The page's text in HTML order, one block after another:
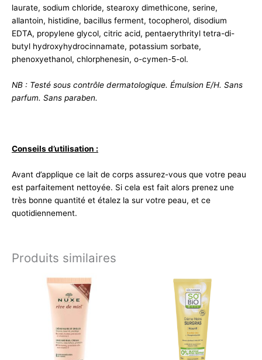
laurate, sodium chloride, stearoxy dimethicone, serine,
allantoin, histidine, bacillus ferment, tocopherol, disodium
EDTA, propylene glycol, citric acid, pentaerythrityl tetra-di-
butyl hydroxyhydrocinnamate, potassium sorbate,
phenoxyethanol, chlorphenesin, o-cymen-5-ol.
NB : Testé sous contrôle dermatologique. Émulsion E/H. Sans
parfum. Sans paraben.
Conseils d’utilisation :
Avant d’applique ce lait de corps assurez-vous que votre peau
est parfaitement nettoyée. Si cela est fait alors prenez une
très bonne quantité et étalez la sur votre peau, et ce
quotidiennement.
Produits similaires